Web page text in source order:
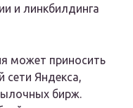
и линкбилдинга
может приносить
Яндекса,
бирж.